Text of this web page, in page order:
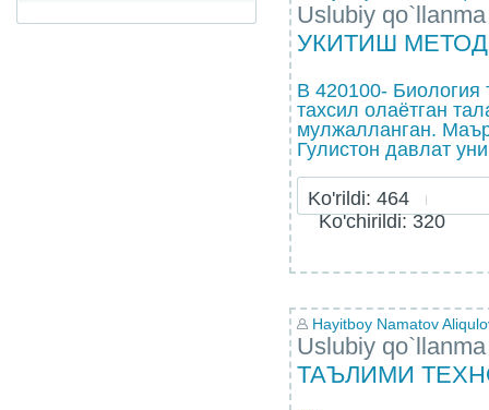
Uslubiy qo`llanma
УКИТИШ
В 420100-
тахсил олаётган
мулжалланган.
Гулистон давлат
Ko'rildi: 464
Ko'chirildi: 320
Hayitboy Namatov
Uslubiy qo`llanma
ТАЪЛИМИ